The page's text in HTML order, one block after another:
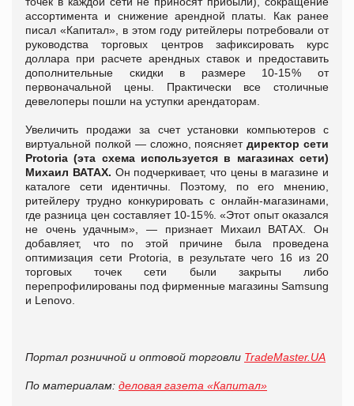
ассортимента и снижение арендной платы. Как ранее
писал «Капитал», в этом году ритейлеры потребовали от
руководства торговых центров зафиксировать курс
доллара при расчете арендных ставок и предоставить
дополнительные скидки в размере 10‑15 % от
первоначальной цены. Практически все столичные
девелоперы пошли на уступки арендаторам.
Увеличить продажи за счет установки компьютеров с
виртуальной полкой — сложно, поясняетдиректор сети
Protoria (эта схема используется в магазинах сети)
Михаил ВАТАХ. Он подчеркивает, что цены в магазине и
каталоге сети идентичны. Поэтому, по его мнению,
ритейлеру трудно конкурировать с онлайн-магазинами,
где разница цен составляет 10‑15 %. «Этот опыт оказался
не очень удачным», — признает Михаил ВАТАХ. Он
добавляет, что по этой причине была проведена
оптимизация сети Protoria, в результате чего 16 из 20
торговых точек сети были закрыты либо
перепрофилированы под фирменные магазины Samsung
и Lenovo.
Портал розничной и оптовой торговли TradeMaster.UA
По материалам: деловая газета «Капитал»